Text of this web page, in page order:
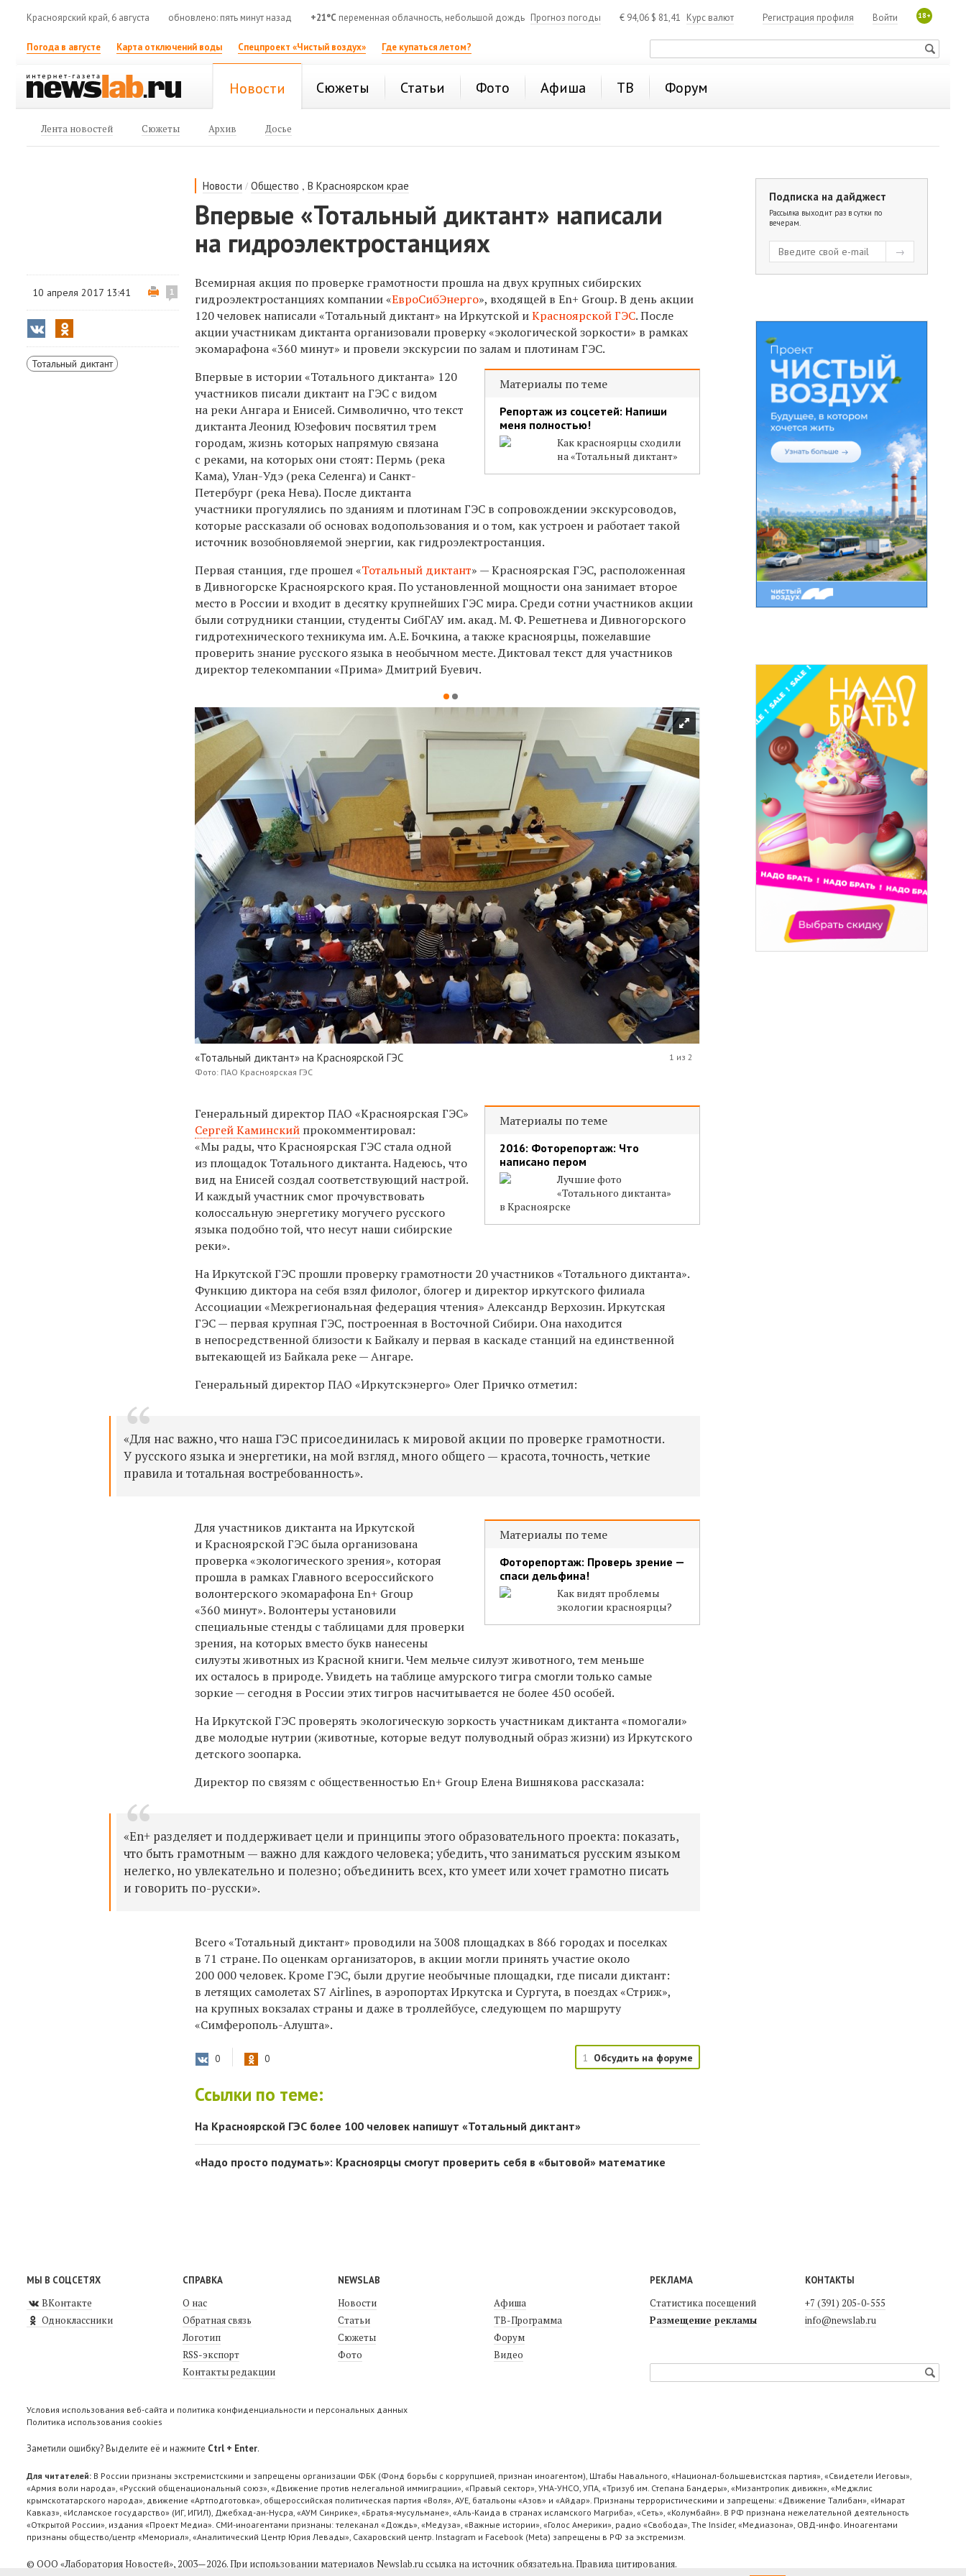
Красноярский край, 6 августа обновлено: пять минут назад +21°C переменная облачность, небольшой дождь Прогноз погоды € 94,06 $ 81,41 Курс валют 18+
Войти
Регистрация профиля
Погода в августе Карта отключений воды Спецпроект «Чистый воздух» Где купаться летом?
Новости Сюжеты Статьи Фото Афиша ТВ Форум
Лента новостей Сюжеты Архив Досье
Новости /Общество ,В Красноярском крае
Впервые «Тотальный диктант» написали
на гидроэлектростанциях
10 апреля 2017 13:41 1
Тотальный диктант
Всемирная акция по проверке грамотности прошла на двух крупных сибирских
гидроэлектростанциях компании «ЕвроСибЭнерго», входящей в En+ Group. В день акции
120 человек написали «Тотальный диктант» на Иркутской иКрасноярской ГЭС. После
акции участникам диктанта организовали проверку «экологической зоркости» в рамках
экомарафона «360 минут» и провели экскурсии по залам и плотинам ГЭС.
Материалы по теме
Репортаж из соцсетей: Напиши
меня полностью!
Как красноярцы сходили
на «Тотальный диктант»
Впервые в истории «Тотального диктанта» 120
участников писали диктант на ГЭС с видом
на реки Ангара и Енисей. Символично, что текст
диктанта Леонид Юзефович посвятил трем
городам, жизнь которых напрямую связана
с реками, на которых они стоят: Пермь (река
Кама), Улан-Удэ (река Селенга) и Санкт-
Петербург (река Нева). После диктанта
участники прогулялись по зданиям и плотинам ГЭС в сопровождении экскурсоводов,
которые рассказали об основах водопользования и о том, как устроен и работает такой
источник возобновляемой энергии, как гидроэлектростанция.
Первая станция, где прошел «Тотальный диктант» — Красноярская ГЭС, расположенная
в Дивногорске Красноярского края. По установленной мощности она занимает второе
место в России и входит в десятку крупнейших ГЭС мира. Среди сотни участников акции
были сотрудники станции, студенты СибГАУ им. акад. М. Ф. Решетнева и Дивногорского
гидротехнического техникума им. А.Е. Бочкина, а также красноярцы, пожелавшие
проверить знание русского языка в необычном месте. Диктовал текст для участников
директор телекомпании «Прима» Дмитрий Буевич.
«Тотальный диктант» на Красноярской ГЭС
Фото: ПАО Красноярская ГЭС
1 из 2
Материалы по теме
2016: Фоторепортаж: Что
написано пером
Лучшие фото
«Тотального диктанта»
в Красноярске
Генеральный директор ПАО «Красноярская ГЭС»
Сергей Каминский прокомментировал:
«Мы рады, что Красноярская ГЭС стала одной
из площадок Тотального диктанта. Надеюсь, что
вид на Енисей создал соответствующий настрой.
И каждый участник смог прочувствовать
колоссальную энергетику могучего русского
языка подобно той, что несут наши сибирские
реки».
На Иркутской ГЭС прошли проверку грамотности 20 участников «Тотального диктанта».
Функцию диктора на себя взял филолог, блогер и директор иркутского филиала
Ассоциации «Межрегиональная федерация чтения» Александр Верхозин. Иркутская
ГЭС — первая крупная ГЭС, построенная в Восточной Сибири. Она находится
в непосредственной близости к Байкалу и первая в каскаде станций на единственной
вытекающей из Байкала реке — Ангаре.
Генеральный директор ПАО «Иркутскэнерго» Олег Причко отметил:
«Для нас важно, что наша ГЭС присоединилась к мировой акции по проверке грамотности.
У русского языка и энергетики, на мой взгляд, много общего — красота, точность, четкие
правила и тотальная востребованность».
Материалы по теме
Фоторепортаж: Проверь зрение —
спаси дельфина!
Как видят проблемы
экологии красноярцы?
Для участников диктанта на Иркутской
и Красноярской ГЭС была организована
проверка «экологического зрения», которая
прошла в рамках Главного всероссийского
волонтерского экомарафона En+ Group
«360 минут». Волонтеры установили
специальные стенды с таблицами для проверки
зрения, на которых вместо букв нанесены
силуэты животных из Красной книги. Чем мельче силуэт животного, тем меньше
их осталось в природе. Увидеть на таблице амурского тигра смогли только самые
зоркие — сегодня в России этих тигров насчитывается не более 450 особей.
На Иркутской ГЭС проверять экологическую зоркость участникам диктанта «помогали»
две молодые нутрии (животные, которые ведут полуводный образ жизни) из Иркутского
детского зоопарка.
Директор по связям с общественностью En+ Group Елена Вишнякова рассказала:
«En+ разделяет и поддерживает цели и принципы этого образовательного проекта: показать,
что быть грамотным — важно для каждого человека; убедить, что заниматься русским языком
нелегко, но увлекательно и полезно; объединить всех, кто умеет или хочет грамотно писать
и говорить по-русски».
Всего «Тотальный диктант» проводили на 3008 площадках в 866 городах и поселках
в 71 стране. По оценкам организаторов, в акции могли принять участие около
200 000 человек. Кроме ГЭС, были другие необычные площадки, где писали диктант:
в летящих самолетах S7 Airlines, в аэропортах Иркутска и Сургута, в поездах «Стриж»,
на крупных вокзалах страны и даже в троллейбусе, следующем по маршруту
«Симферополь-Алушта».
0 0 1 Обсудить на форуме
Ссылки по теме:
На Красноярской ГЭС более 100 человек напишут «Тотальный диктант»
«Надо просто подумать»: Красноярцы смогут проверить себя в «бытовой» математике
Подписка на дайджест
Рассылка выходит раз в сутки по
вечерам.
МЫ В СОЦСЕТЯХ
ВКонтакте
Одноклассники
СПРАВКА
О нас
Обратная связь
Логотип
RSS-экспорт
Контакты редакции
NEWSLAB
Новости
Статьи
Сюжеты
Фото
Афиша
ТВ-Программа
Форум
Видео
РЕКЛАМА
Статистика посещений
Размещение рекламы
КОНТАКТЫ
+7 (391) 205-0-555
info@newslab.ru
Условия использования веб-сайта и политика конфиденциальности и персональных данных
Политика использования cookies
Заметили ошибку? Выделите её и нажмите Ctrl + Enter.
Для читателей: В России признаны экстремистскими и запрещены организации ФБК (Фонд борьбы с коррупцией, признан иноагентом), Штабы Навального, «Национал-большевистская партия», «Свидетели Иеговы»,
«Армия воли народа», «Русский общенациональный союз», «Движение против нелегальной иммиграции», «Правый сектор», УНА-УНСО, УПА, «Тризуб им. Степана Бандеры», «Мизантропик дивижн», «Меджлис
крымскотатарского народа», движение «Артподготовка», общероссийская политическая партия «Воля», АУЕ, батальоны «Азов» и «Айдар». Признаны террористическими и запрещены: «Движение Талибан», «Имарат
Кавказ», «Исламское государство» (ИГ, ИГИЛ), Джебхад-ан-Нусра, «АУМ Синрике», «Братья-мусульмане», «Аль-Каида в странах исламского Магриба», «Сеть», «Колумбайн». В РФ признана нежелательной деятельность
«Открытой России», издания «Проект Медиа». СМИ-иноагентами признаны: телеканал «Дождь», «Медуза», «Важные истории», «Голос Америки», радио «Свобода», The Insider, «Медиазона», ОВД-инфо. Иноагентами
признаны общество/центр «Мемориал», «Аналитический Центр Юрия Левады», Сахаровский центр. Instagram и Facebook (Metа) запрещены в РФ за экстремизм.
© ООО «Лаборатория Новоcтей», 2003—2026.При использовании материалов Newslab.ru ссылка на источник обязательна.Правила цитирования.